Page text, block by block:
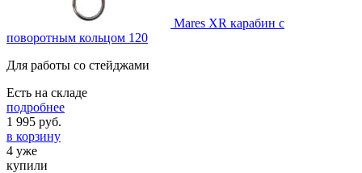
Mares XR карабин с
поворотным кольцом 120
Для работы со стейджами
Есть на складе
подробнее
1 995 руб.
в корзину
4 уже
купили